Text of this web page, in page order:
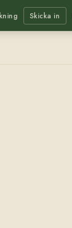
Skicka in